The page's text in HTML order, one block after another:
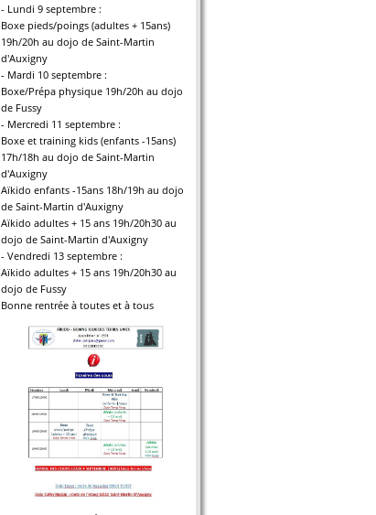
- Lundi 9 septembre :
Boxe pieds/poings (adultes + 15ans)
19h/20h au dojo de Saint-Martin
d'Auxigny
- Mardi 10 septembre :
Boxe/Prépa physique 19h/20h au dojo
de Fussy
- Mercredi 11 septembre :
Boxe et training kids (enfants -15ans)
17h/18h au dojo de Saint-Martin
d'Auxigny
Aïkido enfants -15ans 18h/19h au dojo
de Saint-Martin d'Auxigny
Aïkido adultes + 15 ans 19h/20h30 au
dojo de Saint-Martin d'Auxigny
- Vendredi 13 septembre :
Aïkido adultes + 15 ans 19h/20h30 au
dojo de Fussy
Bonne rentrée à toutes et à tous